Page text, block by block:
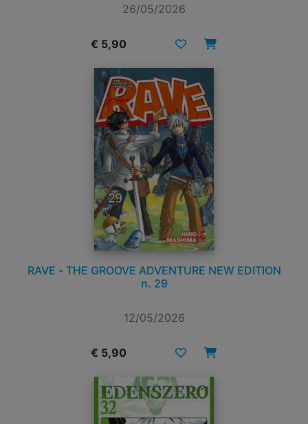
26/05/2026
€ 5,90
RAVE - THE GROOVE ADVENTURE NEW EDITION
n. 29
12/05/2026
€ 5,90